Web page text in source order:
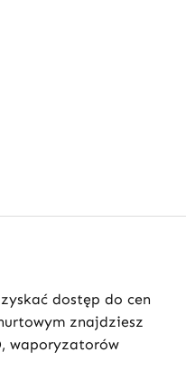
dostęp do cen
znajdziesz
waporyzatorów